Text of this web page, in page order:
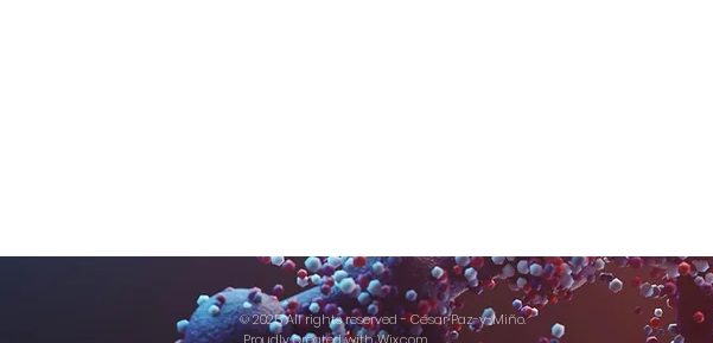
© 2025 All rights reserved - César Paz-y-Miño.
Proudly created withWix.com.